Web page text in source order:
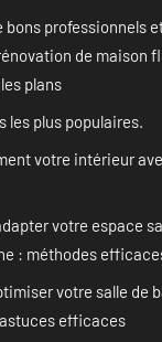
bons professionnels
de maison
plans
les plus populaires.
votre intérieur
votre espace
: méthodes
votre salle de
efficaces